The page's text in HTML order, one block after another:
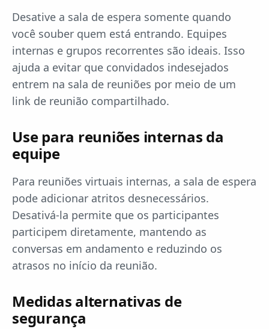
Desative a sala de espera somente quando
você souber quem está entrando. Equipes
internas e grupos recorrentes são ideais. Isso
ajuda a evitar que convidados indesejados
entrem na sala de reuniões por meio de um
link de reunião compartilhado.
Use para reuniões internas da
equipe
Para reuniões virtuais internas, a sala de espera
pode adicionar atritos desnecessários.
Desativá-la permite que os participantes
participem diretamente, mantendo as
conversas em andamento e reduzindo os
atrasos no início da reunião.
Medidas alternativas de
segurança